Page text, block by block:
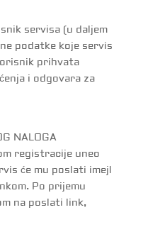
servisa (u daljem
podatke koje servis
prihvata
i odgovara za
NALOGA
registracije uneo
će mu poslati imejl
Po prijemu
na poslati link,